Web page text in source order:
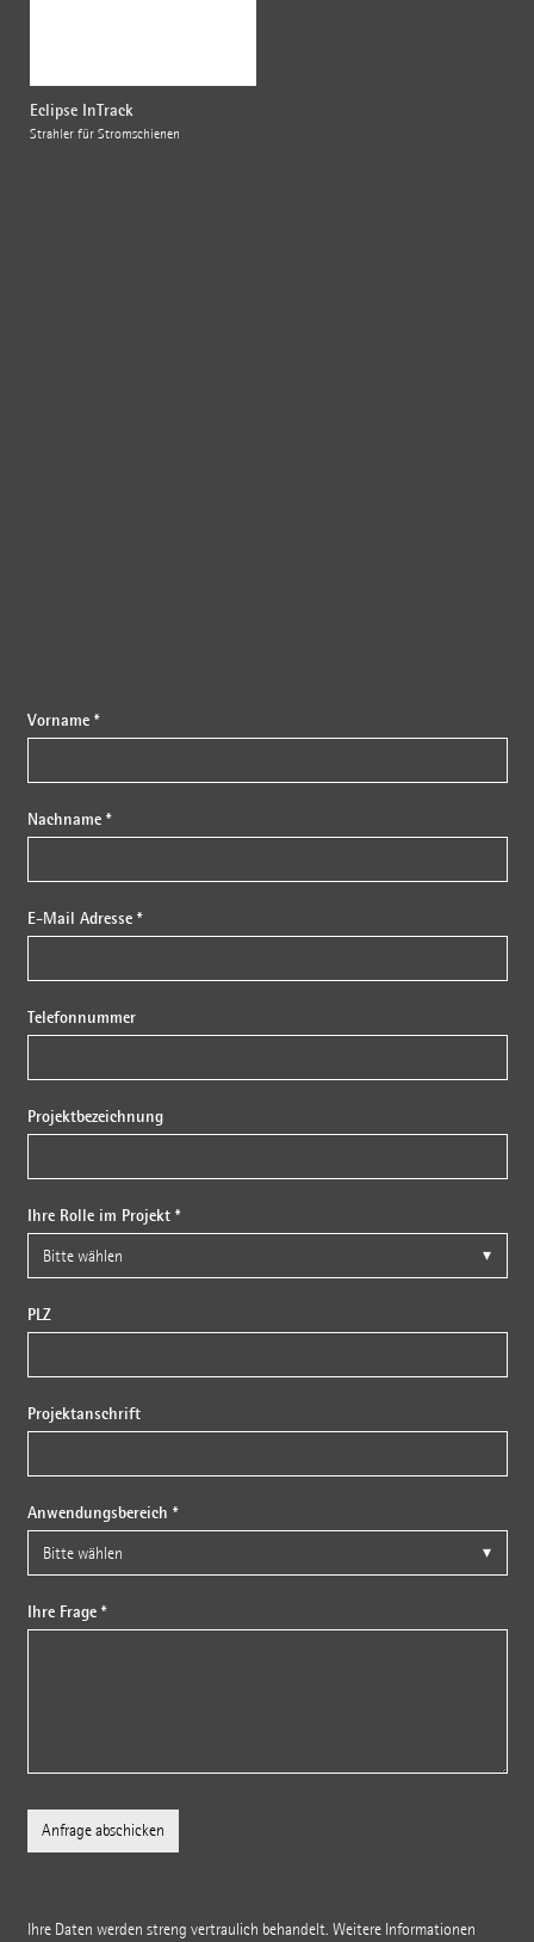
Eclipse InTrack
Strahler für Stromschienen
Vorname *
Nachname *
E-Mail Adresse *
Telefonnummer
Projektbezeichnung
Ihre Rolle im Projekt *
PLZ
Projektanschrift
Anwendungsbereich *
Ihre Frage *
Ihre Daten werden streng vertraulich behandelt. Weitere Informationen